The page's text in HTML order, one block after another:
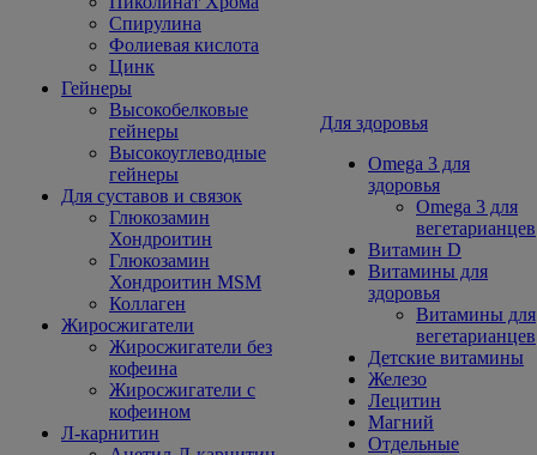
Спирулина
Фолиевая кислота
Цинк
Гейнеры
Высокобелковые
гейнеры
Высокоуглеводные
гейнеры
Для суставов и связок
Глюкозамин
Хондроитин
Глюкозамин
Хондроитин MSM
Коллаген
Жиросжигатели
Жиросжигатели без
кофеина
Жиросжигатели с
кофеином
Л-карнитин
Для здоровья
Omega 3 для
здоровья
Omega 3 для
вегетарианцев
Витамин D
Витамины для
здоровья
Витамины для
вегетарианцев
Детские витамины
Железо
Лецитин
Магний
Отдельные